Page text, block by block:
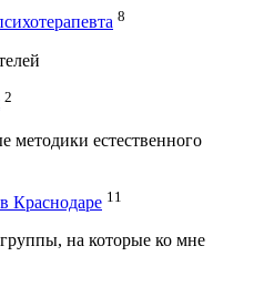
8
2
методики естественного
Краснодаре 11
на которые ко мне